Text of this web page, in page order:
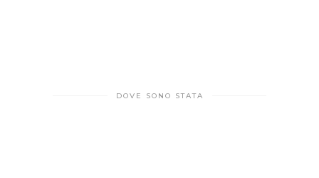
DOVE SONO STATA